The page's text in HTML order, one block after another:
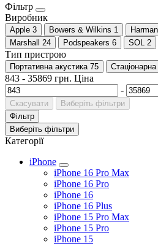
Фільтр
Виробник
Apple 3 Bowers & Wilkins 1
Marshall 24 Podspeakers 6 SOL 2
Тип пристрою
Портативна акустика 75
843 - 35869 грн. Ціна
-
Скасувати
Виберіть фільтри
Фільтр
Виберіть фільтри
Категорії
iPhone
iPhone 16 Pro Max
iPhone 16 Pro
iPhone 16
iPhone 16 Plus
iPhone 15 Pro Max
iPhone 15 Pro
iPhone 15